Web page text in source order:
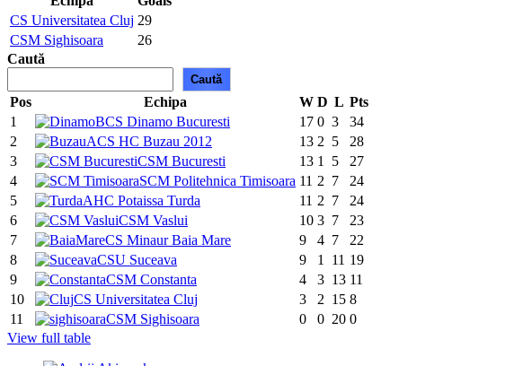
CS Universitatea Cluj 29
CSM Sighisoara
26
Caută
Caută
Pos Echipa W D L Pts
1
CS Dinamo Bucuresti 17 0 3
34
2
ACS HC Buzau 2012 13 2 5
28
3
CSM Bucuresti 13 1 5
27
4
SCM Politehnica Timisoara 11 2 7
24
5
AHC Potaissa Turda 11 2 7
24
6
CSM Vaslui 10 3 7
23
7
CS Minaur Baia Mare 9 4 7
22
8
CSU Suceava 9 1 11 19
9
CSM Constanta 4 3 13 11
10
CS Universitatea Cluj 3 2 15 8
11
CSM Sighisoara 0 0 20 0
View full table